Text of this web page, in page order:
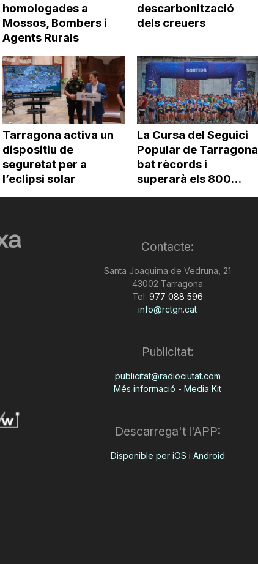
homologades a
Mossos, Bombers i
Agents Rurals
descarbonització
dels creuers
Tarragona activa un
dispositiu de
seguretat per a
l’eclipsi solar
La Cursa del Seguici
Popular de Tarragona
bat rècords i
superarà els 800...
Contacte:
Santa Joaquima de Vedruna, 21
43002 Tarragona
Tel: 977 088 596
info@rctgn.cat
Publicitat:
publicitat@radiociutat.com
Més informació - Media Kit
Descarrega't l'APP:
Disponible per iOS i Android